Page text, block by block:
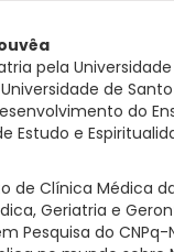
pela Universidade
de Santo
do
Estudo e
de Clínica Médica
Geriatria e
Pesquisa do